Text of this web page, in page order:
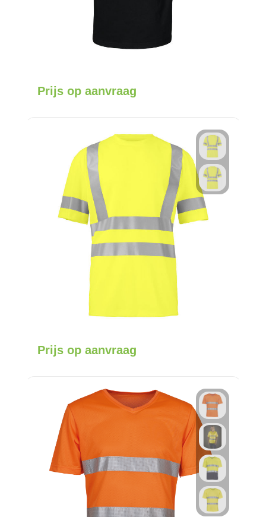
Prijs op aanvraag
Prijs op aanvraag